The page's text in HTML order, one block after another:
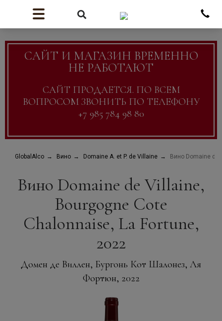
САЙТ И МАГАЗИН ВРЕМЕННО
НЕ РАБОТАЮТ
САЙТ ПРОДАЕТСЯ. ПО ВСЕМ
ВОПРОСОМ ЗВОНИТЬ ПО ТЕЛЕФОНУ
+7 985 784 98 80
GlobalAlco Вино Domaine A. et P. de Villaine Вино Domaine de
Вино Domaine de Villaine,
Bourgogne Cote
Chalonnaise, La Fortune,
2022
Домен де Виллен, Бургонь Кот Шалонез, Ля
Фортюн, 2022